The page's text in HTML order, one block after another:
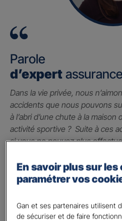
Parole
d’expert
Dans la vie privée, nous
accidents que nous pouvons
à l’abri d’une chute à la
activité sportive ? Suite à ces
si vous ne pouvez plus
contrat qui peut vous
subi grâce à un capital qui
Alison A.
En savoir plus sur les
paramétrer vos
Gan et ses partenaires utilisent
de sécuriser et de faire